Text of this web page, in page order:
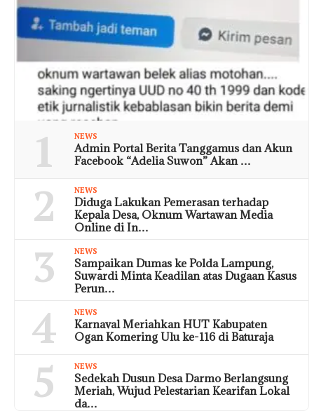
1 NEWS
Admin Portal Berita Tanggamus dan Akun
Facebook “Adelia Suwon” Akan …
2 NEWS
Diduga Lakukan Pemerasan terhadap
Kepala Desa, Oknum Wartawan Media
Online di In…
3 NEWS
Sampaikan Dumas ke Polda Lampung,
Suwardi Minta Keadilan atas Dugaan Kasus
Perun…
4 NEWS
Karnaval Meriahkan HUT Kabupaten
Ogan Komering Ulu ke-116 di Baturaja
5 NEWS
Sedekah Dusun Desa Darmo Berlangsung
Meriah, Wujud Pelestarian Kearifan Lokal
da…